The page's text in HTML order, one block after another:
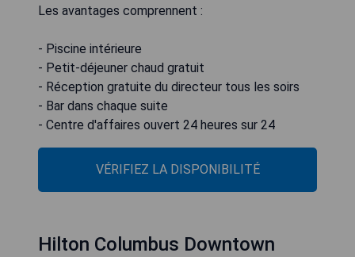
Les avantages comprennent :
- Piscine intérieure
- Petit-déjeuner chaud gratuit
- Réception gratuite du directeur tous les soirs
- Bar dans chaque suite
- Centre d'affaires ouvert 24 heures sur 24
VÉRIFIEZ LA DISPONIBILITÉ
Hilton Columbus Downtown